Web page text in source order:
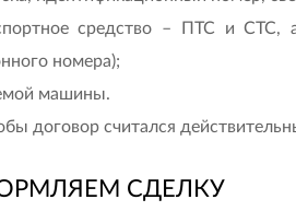
средство – ПТС и СТС,
номера);
машины.
договор считался
СДЕЛКУ